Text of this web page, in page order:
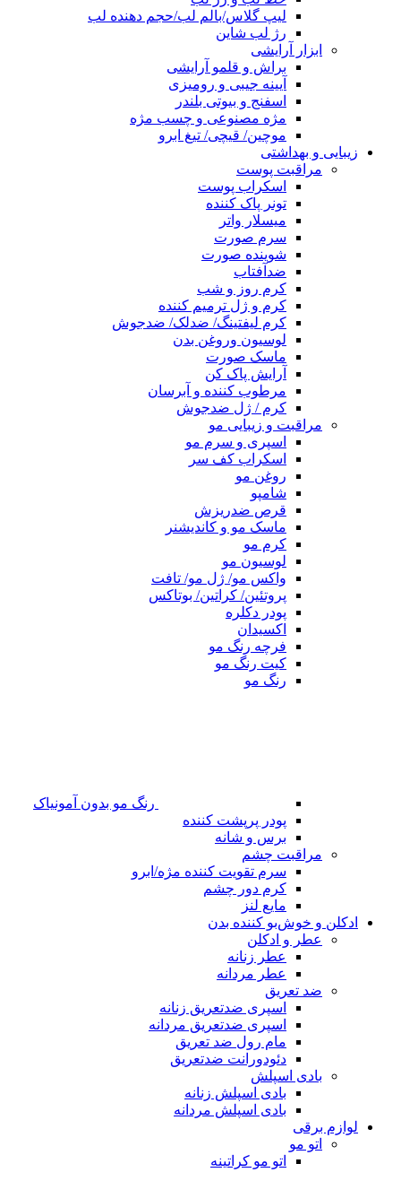
لیپ گلاس/بالم لب/حجم دهنده لب
رژ لب شاین
ابزار آرایشی
براش و قلمو آرایشی
آیینه جیبی و رومیزی
اسفنج و بیوتی بلندر
مژه مصنوعی و چسب مژه
موچین/ قیچی/ تیغ ابرو
زیبایی و بهداشتی
مراقبت پوست
اسکراب پوست
تونر پاک کننده
میسلار واتر
سرم صورت
شوینده صورت
ضدآفتاب
کرم روز و شب
کرم و ژل ترمیم کننده
کرم لیفتینگ/ ضدلک/ ضدجوش
لوسیون وروغن بدن
ماسک صورت
آرایش پاک کن
مرطوب کننده و آبرسان
کرم / ژل ضدجوش
مراقبت و زیبایی مو
اسپری و سرم مو
اسکراب کف سر
روغن مو
شامپو
قرص ضدریزش
ماسک مو و کاندیشنر
کرم مو
لوسیون مو
واکس مو/ ژل مو/ تافت
پروتئین/ کراتین/ بوتاکس
پودر دکلره
اکسیدان
فرچه رنگ مو
کیت رنگ مو
رنگ مو
رنگ مو بدون آمونیاک
پودر پرپشت کننده
برس و شانه
مراقبت چشم
سرم تقویت کننده مژه/ابرو
کرم دور چشم
مایع لنز
ادکلن و خوش‌بو کننده بدن
عطر و ادکلن
عطر زنانه
عطر مردانه
ضد تعریق
اسپری ضدتعریق زنانه
اسپری ضدتعریق مردانه
مام رول ضد تعریق
دئودورانت ضدتعریق
بادی اسپلش
بادی اسپلش زنانه
بادی اسپلش مردانه
لوازم برقی
اتو مو
اتو مو کراتینه